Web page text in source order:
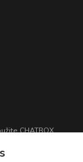
CHATBOX